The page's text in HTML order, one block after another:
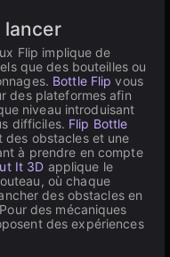
lancer
Flip implique de
que des bouteilles ou
Bottle Flip vous
des plateformes afin
niveau introduisant
difficiles. Flip Bottle
des obstacles et une
à prendre en compte
It 3D applique le
où chaque
des obstacles en
des mécaniques
des expériences